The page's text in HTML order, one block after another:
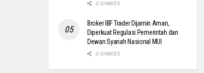
0 SHARES
Broker IBF Trader Dijamin Aman,
Diperkuat Regulasi Pemerintah dan
Dewan Syariah Nasional MUI
0 SHARES